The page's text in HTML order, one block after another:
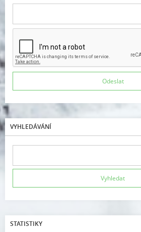
VYHLEDÁVÁNÍ
STATISTIKY